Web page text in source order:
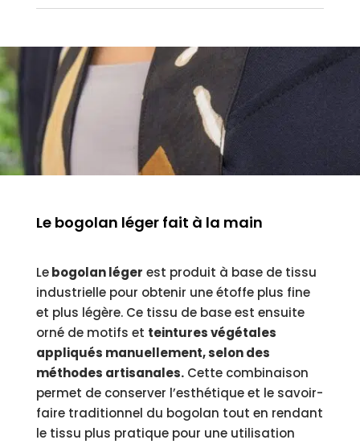
Le bogolan léger fait à la main
Lebogolan léger est produit à base de tissu
industrielle pour obtenir une étoffe plus fine
et plus légère. Ce tissu de base est ensuite
orné de motifs et teintures végétales
appliqués manuellement, selon des
méthodes artisanales.Cette combinaison
permet de conserver l’esthétique et le savoir-
faire traditionnel du bogolan tout en rendant
le tissu plus pratique pour une utilisation